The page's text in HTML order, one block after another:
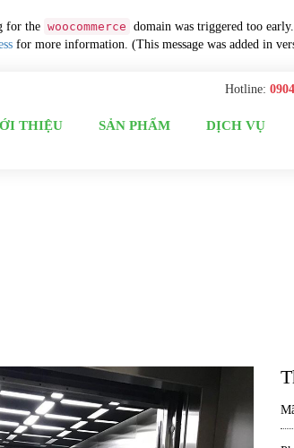
for the woocommerce domain was triggered too
for more information. (This message was added in
Hotline:
THIỆU SẢN PHẨM DỊCH VỤ